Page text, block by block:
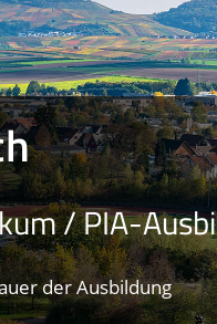
/ PIA-
der Ausbildung